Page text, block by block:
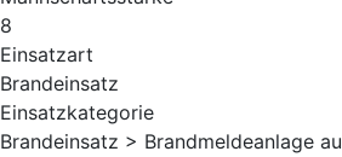
8
Einsatzart
Brandeinsatz
Einsatzkategorie
Brandeinsatz > Brandmeldeanlage